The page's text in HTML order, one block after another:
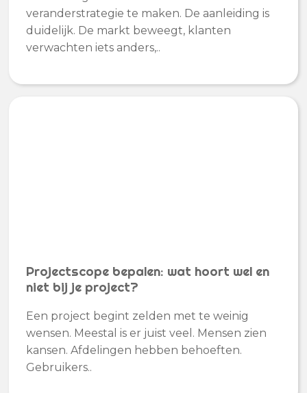
veranderstrategie te maken. De aanleiding is
duidelijk. De markt beweegt, klanten
verwachten iets anders,..
Projectscope bepalen: wat hoort wel en
niet bij je project?
Een project begint zelden met te weinig
wensen. Meestal is er juist veel. Mensen zien
kansen. Afdelingen hebben behoeften.
Gebruikers..